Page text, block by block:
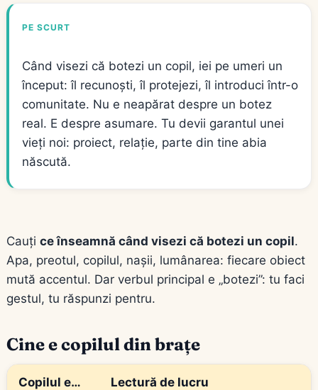
PE SCURT
Când visezi că botezi un copil, iei pe umeri un
început: îl recunoști, îl protejezi, îl introduci într-o
comunitate. Nu e neapărat despre un botez
real. E despre asumare. Tu devii garantul unei
vieți noi: proiect, relație, parte din tine abia
născută.
Cauți ce înseamnă când visezi că botezi un copil.
Apa, preotul, copilul, nașii, lumânarea: fiecare obiect
mută accentul. Dar verbul principal e „botezi”: tu faci
gestul, tu răspunzi pentru.
Cine e copilul din brațe
Copilul e… Lectură de lucru